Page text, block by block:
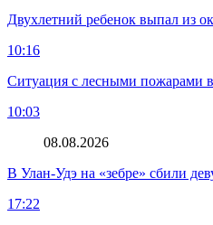
Двухлетний ребенок выпал из
10:16
Ситуация с лесными пожарами
10:03
08.08.2026
В Улан-Удэ на «зебре» сбили
17:22